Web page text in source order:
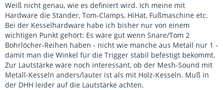
Weiß nicht genau, wie es definiert wird. Ich meine mit
Hardware die Ständer, Tom-Clamps, HiHat, Fußmaschine etc.
Bei der Kesselhardware habe ich bisher nur von einem
wichtigen Punkt gehört: Es wäre gut wenn Snare/Tom 2
Bohrlöcher-Reihen haben - nicht wie manche aus Metall nur 1 -
damit man die Winkel für die Trigger stabil befestigt bekommt.
Zur Lautstärke wäre noch interessant, ob der Mesh-Sound mit
Metall-Kesseln anders/lauter ist als mit Holz-Kesseln. Muß in
der DHH leider auf die Lautstärke achten.